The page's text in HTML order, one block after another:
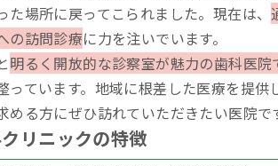
た場所に戻ってこられました。現在は、
の訪問診療に力を注いでいます。
明るく開放的な診察室が魅力の歯科医
っています。地域に根差した医療を提供
める方にぜひ訪れていただきたい医院で
リニックの特徴